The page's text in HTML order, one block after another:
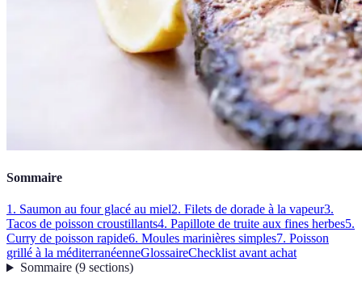
Sommaire
1. Saumon au four glacé au miel2. Filets de dorade à la vapeur3.
Tacos de poisson croustillants4. Papillote de truite aux fines herbes5.
Curry de poisson rapide6. Moules marinières simples7. Poisson
grillé à la méditerranéenneGlossaireChecklist avant achat
Sommaire(9 sections)